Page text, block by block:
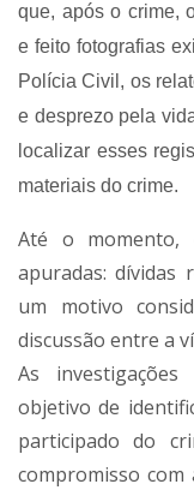
que, após o crime,
e feito fotografias
Polícia Civil, os
e desprezo pela
localizar esses
materiais do crime.
Até o momento,
apuradas: dívidas
um motivo
discussão entre a
As
objetivo de
participado do
compromisso com